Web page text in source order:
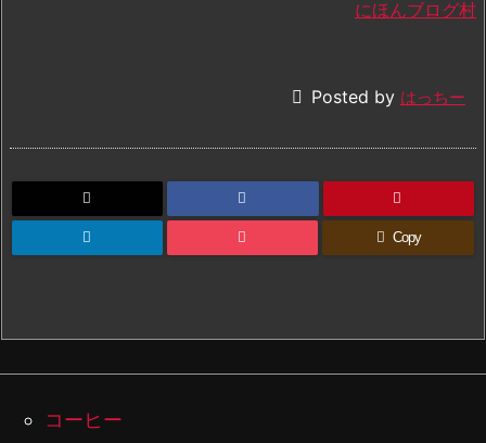
にほんブログ村
 Posted by はっちー
Copy
コーヒー